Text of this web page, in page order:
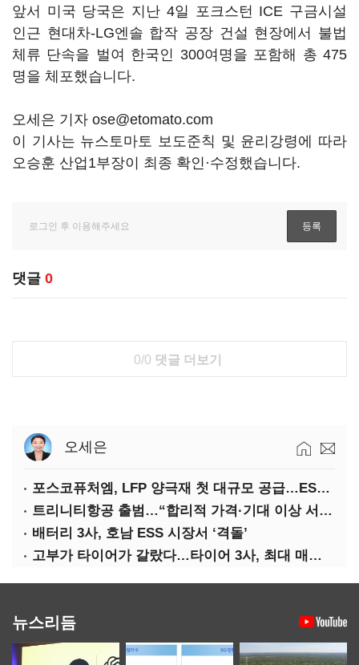
앞서 미국 당국은 지난 4일 포크스턴 ICE 구금시설
인근 현대차-LG엔솔 합작 공장 건설 현장에서 불법
체류 단속을 벌여 한국인 300여명을 포함해 총 475
명을 체포했습니다.
오세은 기자 ose@etomato.com
이 기사는 뉴스토마토 보도준칙 및 윤리강령에 따라
오승훈 산업1부장이 최종 확인·수정했습니다.
댓글 0
0/0 댓글 더보기
오세은
포스코퓨처엠, LFP 양극재 첫 대규모 공급…ESS 시장 공략
트리니티항공 출범…“합리적 가격·기대 이상 서비스로 승부”
배터리 3사, 호남 ESS 시장서 ‘격돌’
고부가 타이어가 갈랐다…타이어 3사, 최대 매출에도 영업익 희비
뉴스리듬